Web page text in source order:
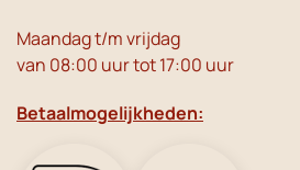
Maandag t/m vrijdag
van 08:00 uur tot 17:00 uur
Betaalmogelijkheden: